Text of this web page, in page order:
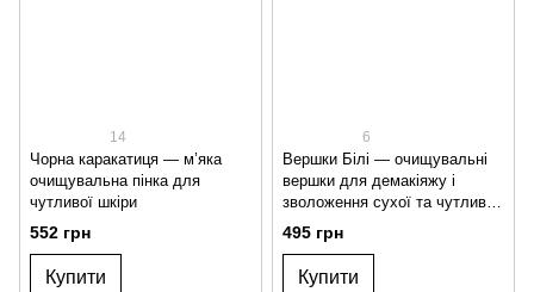
14
Чорна каракатиця — м’яка
очищувальна пінка для
чутливої шкіри
552 грн
Купити
6
Вершки Білі — очищувальні
вершки для демакіяжу і
зволоження сухої та чутливої
шкіри
495 грн
Купити